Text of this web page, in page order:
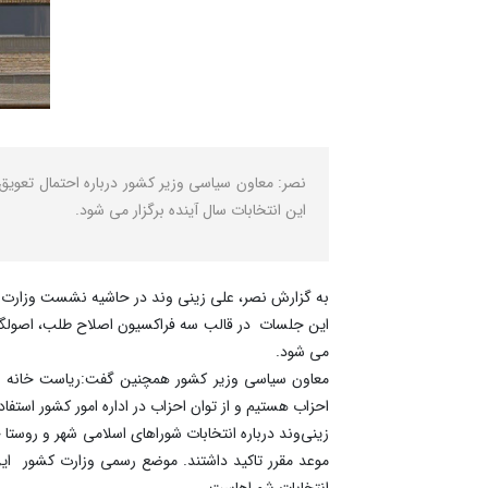
این انتخابات سال آینده برگزار می شود.
به گزارش نصر، علی زینی وند در حاشیه نشست وزارت
این جلسات در قالب سه فراکسیون اصلاح طلب،
می شود.
احزاب هستیم و از توان احزاب در اداره امور کشور
زینی‌وند درباره انتخابات شوراهای اسلامی شهر و